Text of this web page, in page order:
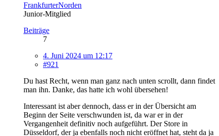
FrankfurterNorden
Junior-Mitglied
Beiträge
7
4. Juni 2024 um 12:17
#921
Du hast Recht, wenn man ganz nach unten scrollt, dann findet
man ihn. Danke, das hatte ich wohl übersehen!
Interessant ist aber dennoch, dass er in der Übersicht am
Beginn der Seite verschwunden ist, da war er in der
Vergangenheit definitiv noch aufgeführt. Der Store in
Düsseldorf, der ja ebenfalls noch nicht eröffnet hat, steht da ja